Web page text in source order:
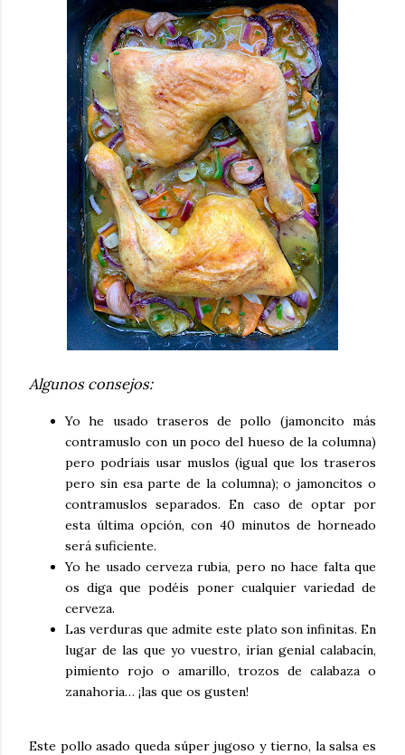
Algunos consejos:
Yo he usado traseros de pollo (jamoncito más
contramuslo con un poco del hueso de la columna)
pero podríais usar muslos (igual que los traseros
pero sin esa parte de la columna); o jamoncitos o
contramuslos separados. En caso de optar por
esta última opción, con 40 minutos de horneado
será suficiente.
Yo he usado cerveza rubia, pero no hace falta que
os diga que podéis poner cualquier variedad de
cerveza.
Las verduras que admite este plato son infinitas. En
lugar de las que yo vuestro, irían genial calabacín,
pimiento rojo o amarillo, trozos de calabaza o
zanahoria… ¡las que os gusten!
Este pollo asado queda súper jugoso y tierno, la salsa es